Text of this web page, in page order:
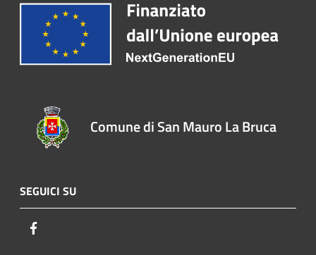
Comune di San Mauro La Bruca
SEGUICI SU